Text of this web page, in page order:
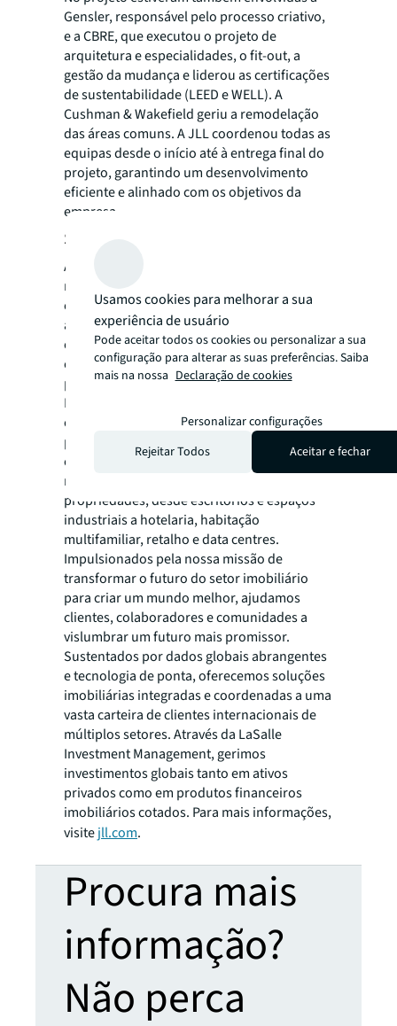
Gensler, responsável pelo processo criativo,
e a CBRE, que executou o projeto de
arquitetura e especialidades, o fit-out, a
gestão da mudança e liderou as certificações
de sustentabilidade (LEED e WELL). A
Cushman & Wakefield geriu a remodelação
das áreas comuns. A JLL coordenou todas as
equipas desde o início até à entrega final do
projeto, garantindo um desenvolvimento
eficiente e alinhado com os objetivos da
empresa.
Sobre a JLL
A JLL (NYSE:JLL) é uma empresa líder
mundial de serviços imobiliários comerciais
e gestão de investimentos, com receitas
anuais de 26,1 mil milhões de dólares,
operações em mais de 80 países e uma
equipa global superior a 113.000
profissionais em 31 de março de 2026.
Durante mais de dois séculos, os clientes têm
confiado na JLL, uma empresa Fortune 500®,
para os apoiar nas suas decisões de compra,
construção, ocupação, gestão e investimento
numa diversidade de sectores e tipos de
propriedades, desde escritórios e espaços
industriais a hotelaria, habitação
multifamiliar, retalho e data centres.
Impulsionados pela nossa missão de
transformar o futuro do setor imobiliário
para criar um mundo melhor, ajudamos
clientes, colaboradores e comunidades a
vislumbrar um futuro mais promissor.
Sustentados por dados globais abrangentes
e tecnologia de ponta, oferecemos soluções
imobiliárias integradas e coordenadas a uma
vasta carteira de clientes internacionais de
múltiplos setores. Através da LaSalle
Investment Management, gerimos
investimentos globais tanto em ativos
privados como em produtos financeiros
imobiliários cotados. Para mais informações,
visitejll.com.
Procura mais
informação?
Não perca
Usamos cookies para melhorar a sua
experiência de usuário
Pode aceitar todos os cookies ou personalizar a sua
configuração para alterar as suas preferências. Saiba
mais na nossa Declaração de cookies
Personalizar configurações
Rejeitar Todos
Aceitar e fechar